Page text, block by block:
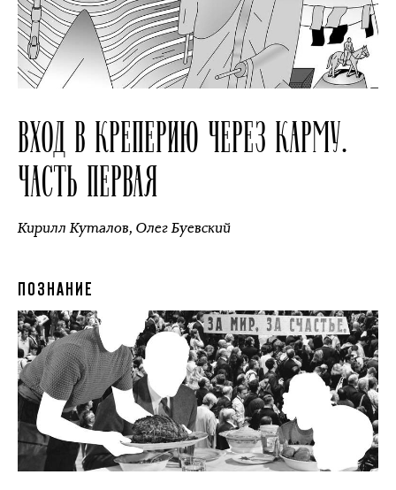
ВХОД В КРЕПЕРИЮ ЧЕРЕЗ КАРМУ.
ЧАСТЬ ПЕРВАЯ
Кирилл Куталов, Олег Буевский
ПОЗНАНИЕ